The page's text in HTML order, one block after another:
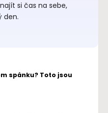
si čas na sebe,
den.
spánku? Toto jsou